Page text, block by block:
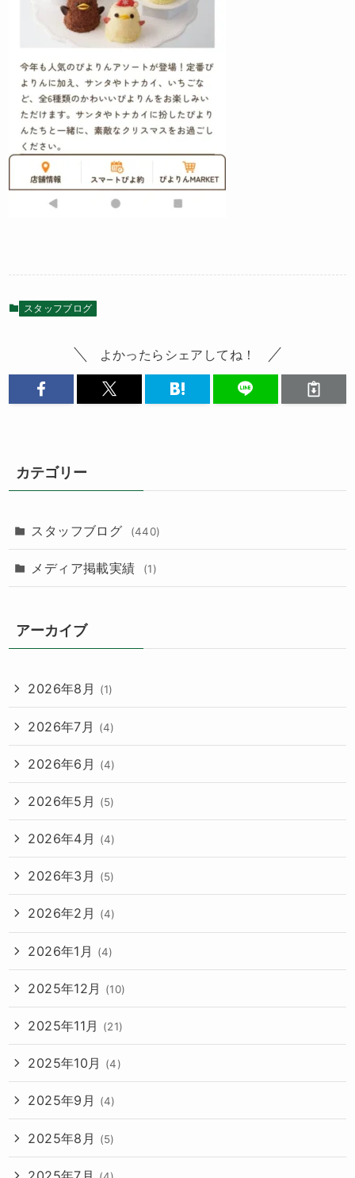
スタッフブログ
よかったらシェアしてね！
カテゴリー
スタッフブログ (440)
メディア掲載実績 (1)
アーカイブ
2026年8月 (1)
2026年7月 (4)
2026年6月 (4)
2026年5月 (5)
2026年4月 (4)
2026年3月 (5)
2026年2月 (4)
2026年1月 (4)
2025年12月 (10)
2025年11月 (21)
2025年10月 (4)
2025年9月 (4)
2025年8月 (5)